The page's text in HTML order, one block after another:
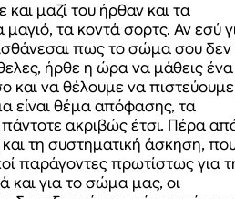
και μαζί του ήρθαν και τα
τα κοντά σορτς. Αν εσύ
πως το σώμα σου δεν
ήρθε η ώρα να μάθεις ένα
και να θέλουμε να πιστεύουμε
είναι θέμα απόφασης, τα
ακριβώς έτσι. Πέρα
τη συστηματική άσκηση,
παράγοντες πρωτίστως για
και για το σώμα μας, οι